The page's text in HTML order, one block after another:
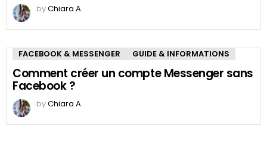
byChiara A.
FACEBOOK & MESSENGER GUIDE & INFORMATIONS
Comment créer un compte Messenger sans
Facebook ?
byChiara A.